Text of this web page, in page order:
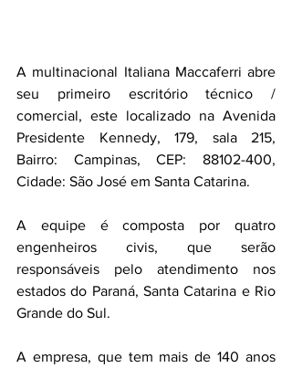
A multinacional Italiana Maccaferri abre
seu primeiro escritório técnico /
comercial, este localizado na Avenida
Presidente Kennedy, 179, sala 215,
Bairro: Campinas, CEP: 88102-400,
Cidade: São José em Santa Catarina.
A equipe é composta por quatro
engenheiros civis, que serão
responsáveis pelo atendimento nos
estados do Paraná, Santa Catarina e Rio
Grande do Sul.
A empresa, que tem mais de 140 anos